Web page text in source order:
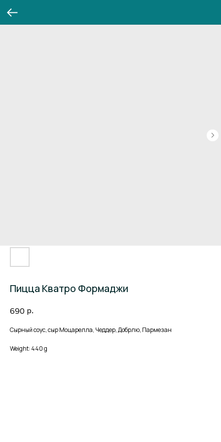
Пицца Кватро Формаджи
690 р.
Сырный соус, сыр Моцарелла, Чеддер, Добрлю, Пармезан
Weight: 440 g